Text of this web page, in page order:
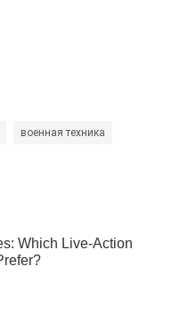
военная техника